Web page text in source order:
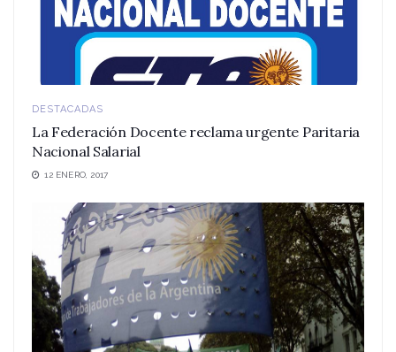
DESTACADAS
La Federación Docente reclama urgente Paritaria
Nacional Salarial
12 ENERO, 2017